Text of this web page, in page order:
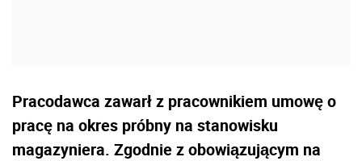
Pracodawca zawarł z pracownikiem umowę o
pracę na okres próbny na stanowisku
magazyniera. Zgodnie z obowiązującym na